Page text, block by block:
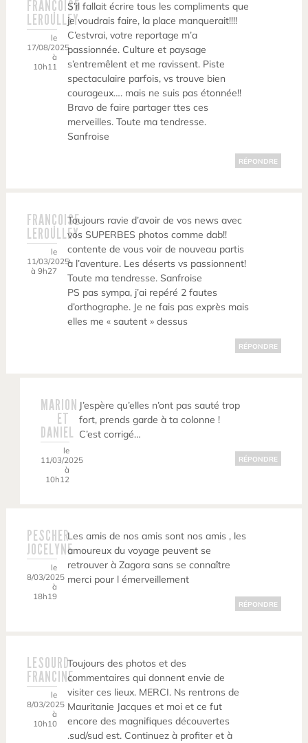
FRANÇOISE
LEROULLEY
le
17/08/2025
à
10h11
S’il fallait écrire tous les compliments que
je voudrais faire, la place manquerait!!!!
C’estvrai, votre reportage m’a
passionnée. Culture et paysage
s’entremêlent et me ravissent. Piste
spectaculaire parfois, vs trouve bien
courageux…. mais ne suis pas étonnée!!
Bravo de faire partager ttes ces
merveilles. Toute ma tendresse.
Sanfroise
RÉPONDRE
FRANÇOISE
LEROULLEY
le
11/03/2025
à 9h27
Toujours ravie d’avoir de vos news avec
vos SUPERBES photos comme dab!!
contente de vous voir de nouveau partis
à l’aventure. Les déserts vs passionnent!
Toute ma tendresse. Sanfroise
PS pas sympa, j’ai repéré 2 fautes
d’orthographe. Je ne fais pas exprès mais
elles me « sautent » dessus
RÉPONDRE
MARION
ET
DANIEL
le
11/03/2025
à
10h12
J’espère qu’elles n’ont pas sauté trop
fort, prends garde à ta colonne !
C’est corrigé…
RÉPONDRE
PESCHER
JOCELYNE
le
8/03/2025
à
18h19
Les amis de nos amis sont nos amis , les
amoureux du voyage peuvent se
retrouver à Zagora sans se connaître
merci pour l émerveillement
RÉPONDRE
LESOURD
FRANCINE
le
8/03/2025
à
10h10
Toujours des photos et des
commentaires qui donnent envie de
visiter ces lieux. MERCI. Ns rentrons de
Mauritanie Jacques et moi et ce fut
encore des magnifiques découvertes
.sud/sud est. Continuez à profiter et à